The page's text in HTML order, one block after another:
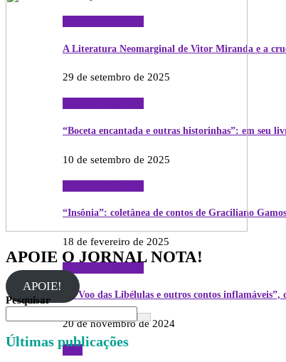
A Literatura Neomarginal de Vitor Miranda e a
29 de setembro de 2025
“Boceta encantada e outras historinhas”: em seu
10 de setembro de 2025
“Insônia”: coletânea de contos de Graciliano
18 de fevereiro de 2025
Contos e Crônicas
“O Voo das Libélulas e outros contos
20 de novembro de 2024
HQs
APOIE O JORNAL NOTA!
APOIE!
Pesquisar
Últimas publicações